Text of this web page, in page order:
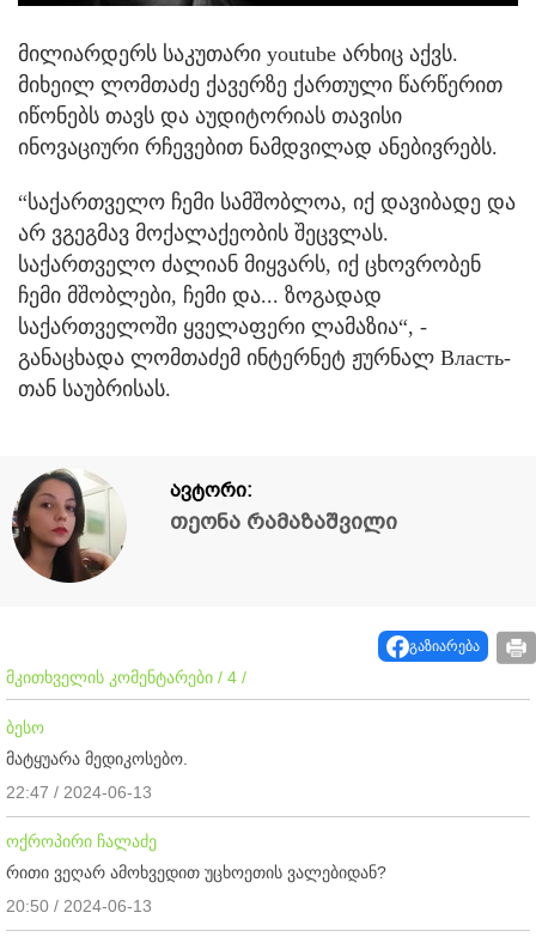
მილიარდერს საკუთარი youtube არხიც აქვს.
მიხეილ ლომთაძე ქავერზე ქართული წარწერით
იწონებს თავს და აუდიტორიას თავისი
ინოვაციური რჩევებით ნამდვილად ანებივრებს.
“საქართველო ჩემი სამშობლოა, იქ დავიბადე და
არ ვგეგმავ მოქალაქეობის შეცვლას.
საქართველო ძალიან მიყვარს, იქ ცხოვრობენ
ჩემი მშობლები, ჩემი და... ზოგადად
საქართველოში ყველაფერი ლამაზია“, -
განაცხადა ლომთაძემ ინტერნეტ ჟურნალ Власть-
თან საუბრისას.
ავტორი:
თეონა რამაზაშვილი
გაზიარება
მკითხველის კომენტარები / 4 /
ბესო
მატყუარა მედიკოსებო.
22:47 / 2024-06-13
ოქროპირი ჩალაძე
რითი ვეღარ ამოხვედით უცხოეთის ვალებიდან?
20:50 / 2024-06-13